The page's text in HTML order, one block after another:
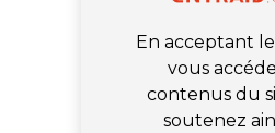
En acceptant
vous
contenus du
soutenez